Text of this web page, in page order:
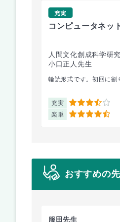
充実
コンピュータネッ
人間文化創成科学研
小口正人先生
輪読形式です。初回に割
充実 3.5
楽単 4.5
おすすめの
服田先生